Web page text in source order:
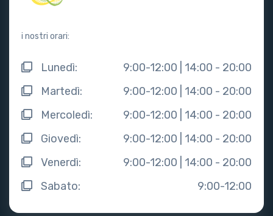
i nostri orari:
Lunedì:
9:00-12:00 | 14:00 - 20:00
Martedì:
9:00-12:00 | 14:00 - 20:00
Mercoledì:
9:00-12:00 | 14:00 - 20:00
Giovedì:
9:00-12:00 | 14:00 - 20:00
Venerdì:
9:00-12:00 | 14:00 - 20:00
Sabato:
9:00-12:00